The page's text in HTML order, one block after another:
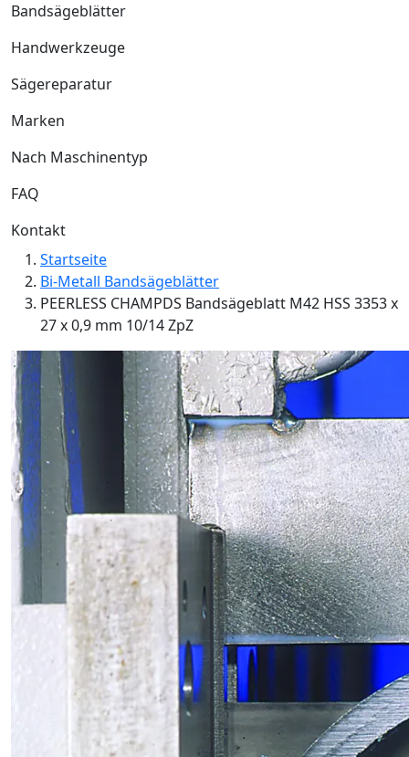
Bandsägeblätter
Handwerkzeuge
Sägereparatur
Marken
Nach Maschinentyp
FAQ
Kontakt
Startseite
Bi-Metall Bandsägeblätter
PEERLESS CHAMPDS Bandsägeblatt M42 HSS 3353 x
27 x 0,9 mm 10/14 ZpZ